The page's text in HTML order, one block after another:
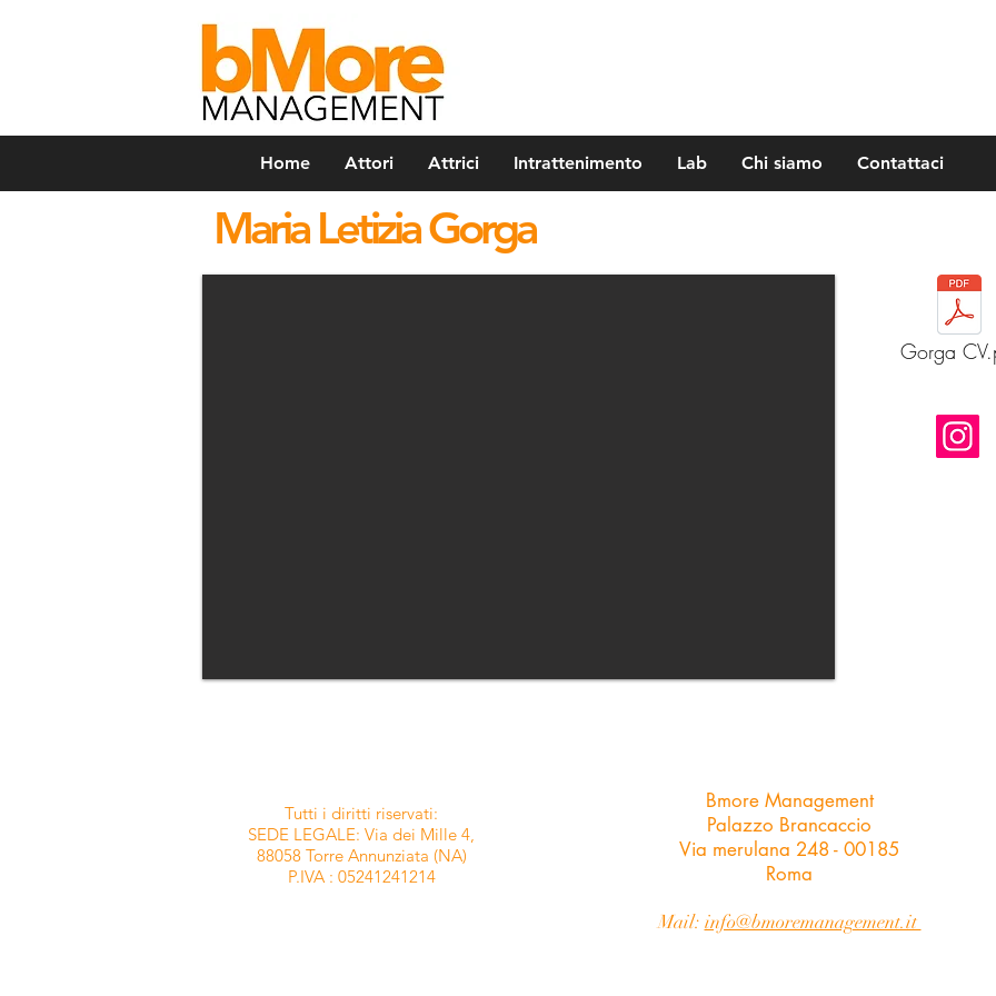
Home Attori Attrici Intrattenimento Lab Chi siamo Contattaci
Maria Letizia Gorga
Gorga
Tutti i diritti riservati:
SEDE LEGALE: Via dei Mille 4,
88058 Torre Annunziata (NA)
P.IVA : 05241241214
Bmore Management
Palazzo Brancaccio
Via merulana 248 - 00185
Roma
Mail: info@bmoremanagement.it